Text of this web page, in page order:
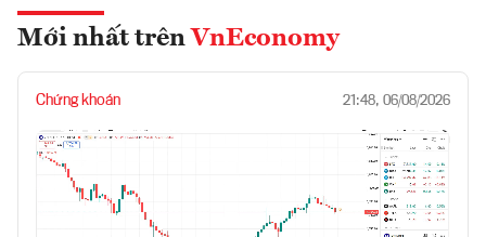
Mới nhất trên VnEconomy
Chứng khoán 21:48, 06/08/2026